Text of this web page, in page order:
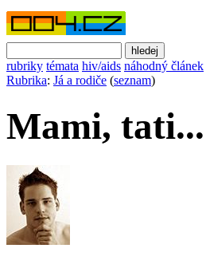
rubriky témata hiv/aids náhodný článek
Rubrika: Já a rodiče (seznam)
Mami, tati...